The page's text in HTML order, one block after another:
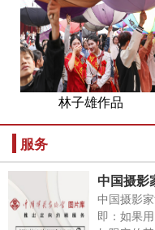
林子雄作品
服务
中国摄影
中国摄影
即：如果